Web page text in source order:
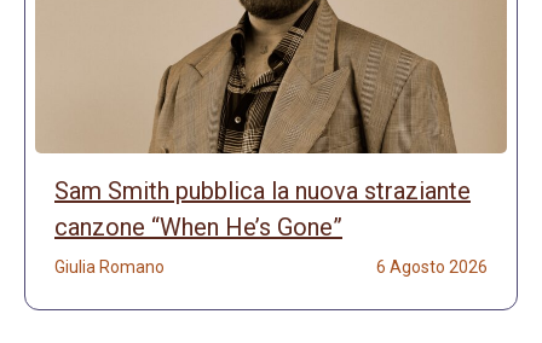
Sam Smith pubblica la nuova straziante
canzone “When He’s Gone”
Giulia Romano 6 Agosto 2026